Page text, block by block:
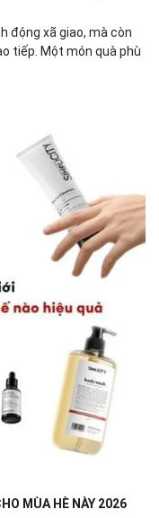
động xã giao, mà còn
tiếp. Một món quà phù
MÙA HÈ NÀY 2026